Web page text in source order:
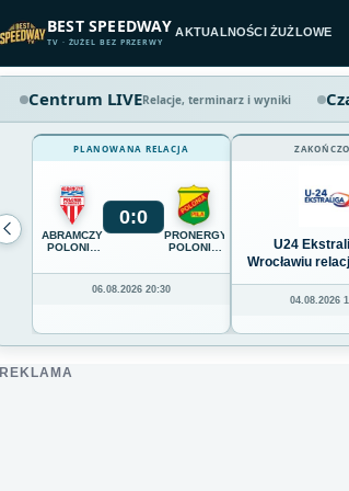
BEST SPEEDWAY
TV · ŻUŻEL BEZ PRZERWY
AKTUALNOŚCI ŻUŻLOWE
Centrum LIVERelacje, terminarz i wyniki
PLANOWANA RELACJA
ABRAMCZYK
POLONIA
0:0
PRONERGY
POLONIA
06.08.2026 20:30
U24
Wrocławiu
04.08.2026
REKLAMA